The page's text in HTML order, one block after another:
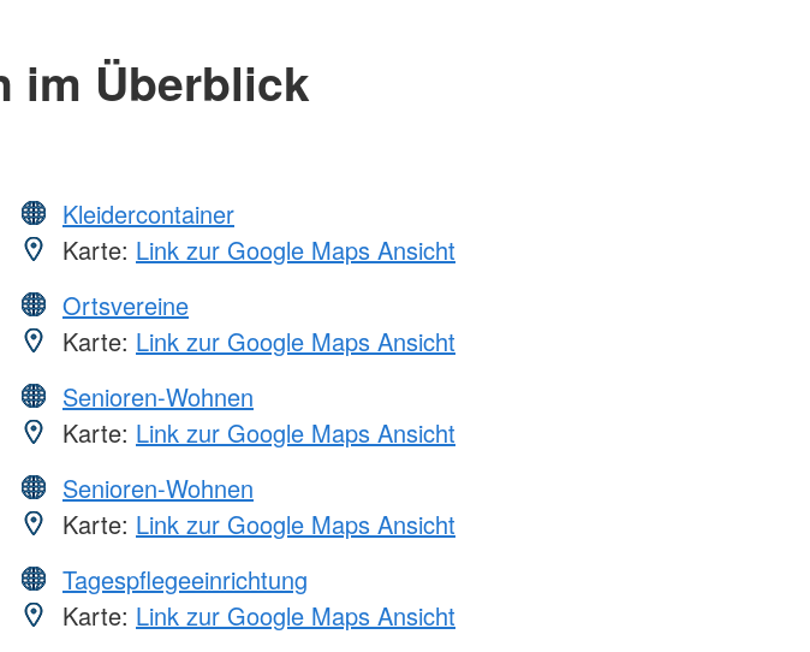
im Überblick
Kleidercontainer
Karte: Link zur Google Maps Ansicht
Ortsvereine
Karte: Link zur Google Maps Ansicht
Senioren-Wohnen
Karte: Link zur Google Maps Ansicht
Senioren-Wohnen
Karte: Link zur Google Maps Ansicht
Tagespflegeeinrichtung
Karte: Link zur Google Maps Ansicht